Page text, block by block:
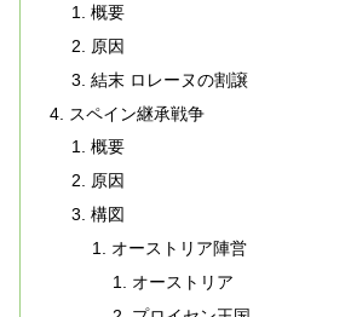
概要
原因
結末 ロレーヌの割譲
スペイン継承戦争
概要
原因
構図
オーストリア陣営
オーストリア